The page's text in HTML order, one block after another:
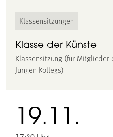
Klassensitzungen
Klasse der Künste
Klassensitzung (für Mitglieder
Jungen Kollegs)
19.11.